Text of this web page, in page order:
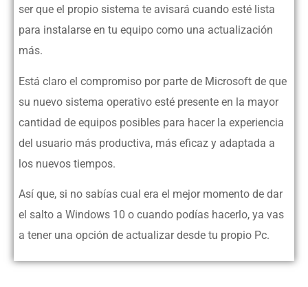
ser que el propio sistema te avisará cuando esté lista
para instalarse en tu equipo como una actualización
más.
Está claro el compromiso por parte de Microsoft de que
su nuevo sistema operativo esté presente en la mayor
cantidad de equipos posibles para hacer la experiencia
del usuario más productiva, más eficaz y adaptada a
los nuevos tiempos.
Así que, si no sabías cual era el mejor momento de dar
el salto a Windows 10 o cuando podías hacerlo, ya vas
a tener una opción de actualizar desde tu propio Pc.